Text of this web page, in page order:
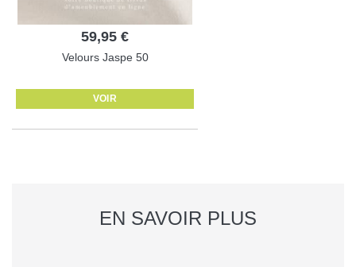
59,95 €
Velours Jaspe 50
VOIR
EN SAVOIR PLUS